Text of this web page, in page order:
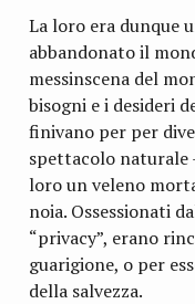
La loro era dunque
abbandonato il
messinscena del
bisogni e i desideri
finivano per per
spettacolo naturale
loro un veleno
noia. Ossessionati
“privacy”, erano
guarigione, o per
della salvezza.